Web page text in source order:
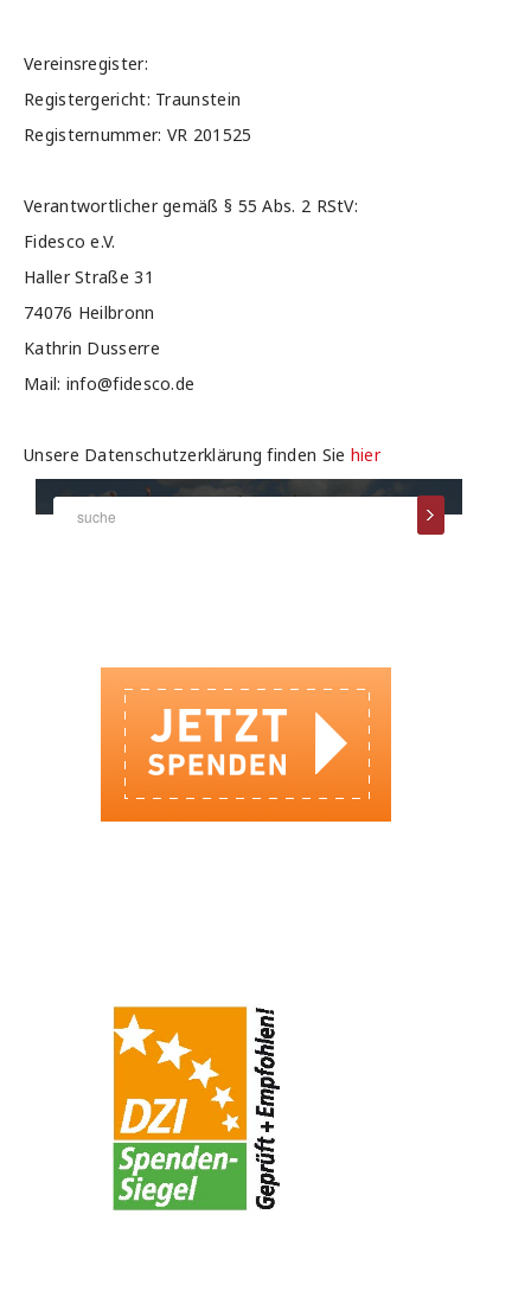
Vereinsregister:
Registergericht: Traunstein
Registernummer: VR 201525
Verantwortlicher gemäß § 55 Abs. 2 RStV:
Fidesco e.V.
Haller Straße 31
74076 Heilbronn
Kathrin Dusserre
Mail: info@fidesco.de
Unsere Datenschutzerklärung finden Sie hier